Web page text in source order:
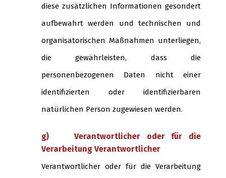
diese zusätzlichen Informationen gesondert
aufbewahrt werden und technischen und
organisatorischen Maßnahmen unterliegen,
die gewährleisten, dass die
personenbezogenen Daten nicht einer
identifizierten oder identifizierbaren
natürlichen Person zugewiesen werden.
g) Verantwortlicher oder für die
Verarbeitung Verantwortlicher
Verantwortlicher oder für die Verarbeitung